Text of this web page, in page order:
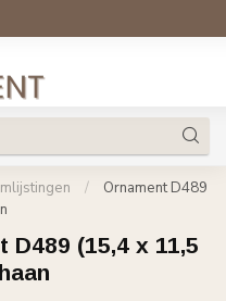
/
Ornament D489
D489 (15,4 x 11,5